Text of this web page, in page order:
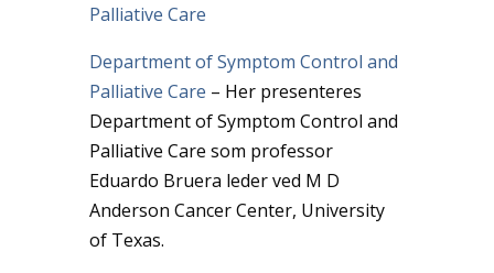
Palliative Care
Department of Symptom Control and
Palliative Care – Her presenteres
Department of Symptom Control and
Palliative Care som professor
Eduardo Bruera leder ved M D
Anderson Cancer Center, University
of Texas.